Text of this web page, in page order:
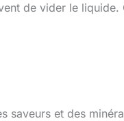
de vider le liquide.
saveurs et des